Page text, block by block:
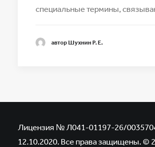
специальные термины,
автор Шухнин Р. Е.
Лицензия № Л041-01197-26/
12.10.2020. Все права защищены. ©